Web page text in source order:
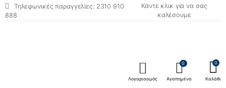
Τηλεφωνικές παραγγελίες: 2310 910
888
Κάντε κλικ για να σας
καλέσουμε
Λογαριασμός
0
Αγαπημένα
0
Καλάθι